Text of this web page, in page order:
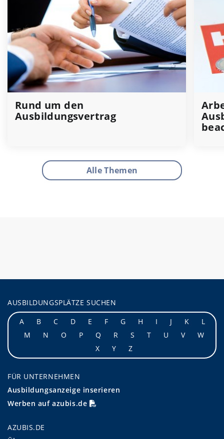
Rund um den
Ausbildungsvertrag
Alle Themen
AUSBILDUNGSPLÄTZE SUCHEN
A
B C D E F G H I J K
L
M
N O P Q R S T U V
W
X
Y Z
FÜR UNTERNEHMEN
Ausbildungsanzeige inserieren
Werben auf azubis.de
AZUBIS.DE